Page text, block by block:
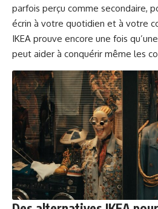
parfois perçu comme secondaire,
écrin à votre quotidien et à votre
IKEA prouve encore une fois
peut aider à conquérir même les